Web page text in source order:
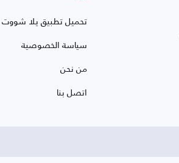
تحميل تطبيق يلا شووت
سياسة الخصوصية
من نحن
اتصل بنا